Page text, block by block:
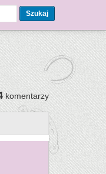
Szukaj
komentarzy